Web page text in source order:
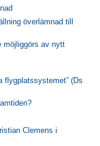
överlämnad till
möjliggörs av nytt
flygplatssystemet” (Ds
Clemens i